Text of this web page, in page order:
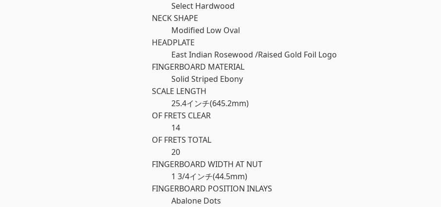
Select Hardwood
NECK SHAPE
Modified Low Oval
HEADPLATE
East Indian Rosewood /Raised Gold Foil Logo
FINGERBOARD MATERIAL
Solid Striped Ebony
SCALE LENGTH
25.4インチ(645.2mm)
OF FRETS CLEAR
14
OF FRETS TOTAL
20
FINGERBOARD WIDTH AT NUT
1 3/4インチ(44.5mm)
FINGERBOARD POSITION INLAYS
Abalone Dots